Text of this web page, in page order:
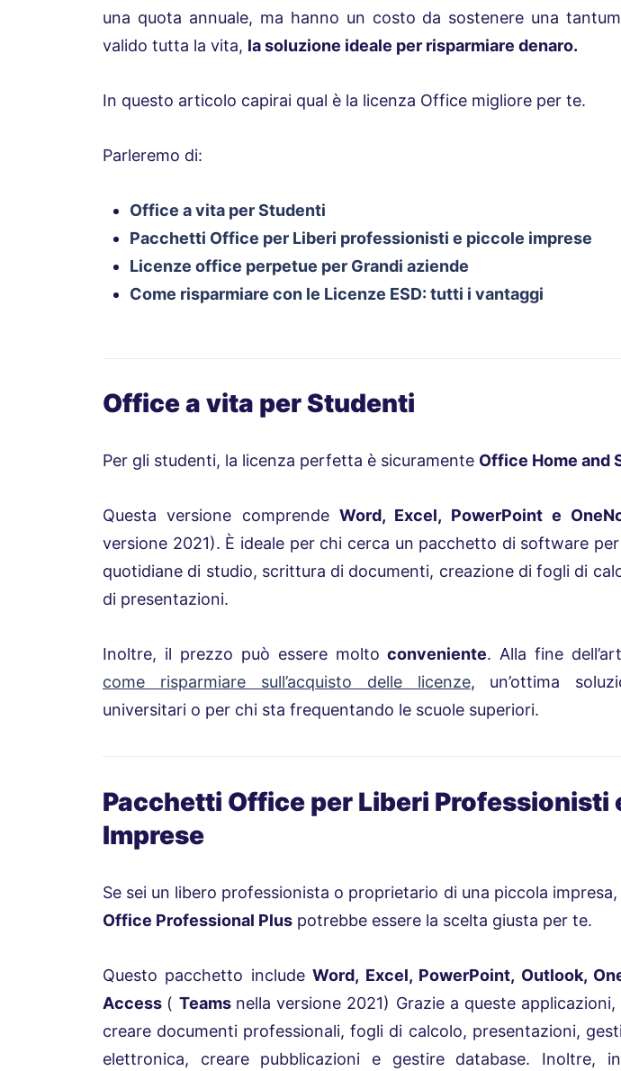
una quota annuale, ma hanno un costo da sostenere una
valido tutta la vita, la soluzione ideale per risparmiare denaro.
In questo articolo capirai qual è la licenza Office migliore per te.
Parleremo di:
Office a vita per Studenti
Pacchetti Office per Liberi professionisti e piccole imprese
Licenze office perpetue per Grandi aziende
Come risparmiare con le Licenze ESD: tutti i vantaggi
Office a vita per Studenti
Per gli studenti, la licenza perfetta è sicuramente Office Home and
Questa versione comprende Word, Excel, PowerPoint e
versione 2021). È ideale per chi cerca un pacchetto di software
quotidiane di studio, scrittura di documenti, creazione di fogli di
di presentazioni.
Inoltre, il prezzo può essere moltoconveniente. Alla fine
come risparmiare sull’acquisto delle licenze, un’ottima
universitari o per chi sta frequentando le scuole superiori.
Pacchetti Office per Liberi Professionisti
Imprese
Se sei un libero professionista o proprietario di una piccola
Office Professional Plus potrebbe essere la scelta giusta per te.
Questo pacchetto includeWord, Excel, PowerPoint, Outlook,
Access ( Teams nella versione 2021) Grazie a queste
creare documenti professionali, fogli di calcolo, presentazioni,
elettronica, creare pubblicazioni e gestire database. Inoltre,